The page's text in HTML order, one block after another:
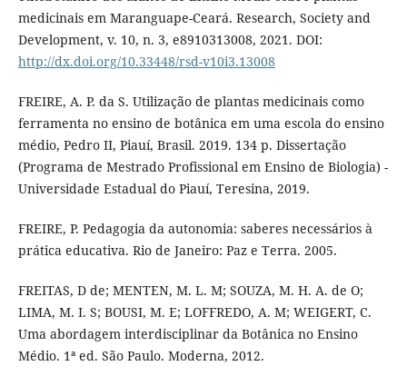
medicinais em Maranguape-Ceará. Research, Society and
Development, v. 10, n. 3, e8910313008, 2021. DOI:
http://dx.doi.org/10.33448/rsd-v10i3.13008
FREIRE, A. P. da S. Utilização de plantas medicinais como
ferramenta no ensino de botânica em uma escola do ensino
médio, Pedro II, Piauí, Brasil. 2019. 134 p. Dissertação
(Programa de Mestrado Profissional em Ensino de Biologia) -
Universidade Estadual do Piauí, Teresina, 2019.
FREIRE, P. Pedagogia da autonomia: saberes necessários à
prática educativa. Rio de Janeiro: Paz e Terra. 2005.
FREITAS, D de; MENTEN, M. L. M; SOUZA, M. H. A. de O;
LIMA, M. I. S; BOUSI, M. E; LOFFREDO, A. M; WEIGERT, C.
Uma abordagem interdisciplinar da Botânica no Ensino
Médio. 1ª ed. São Paulo. Moderna, 2012.